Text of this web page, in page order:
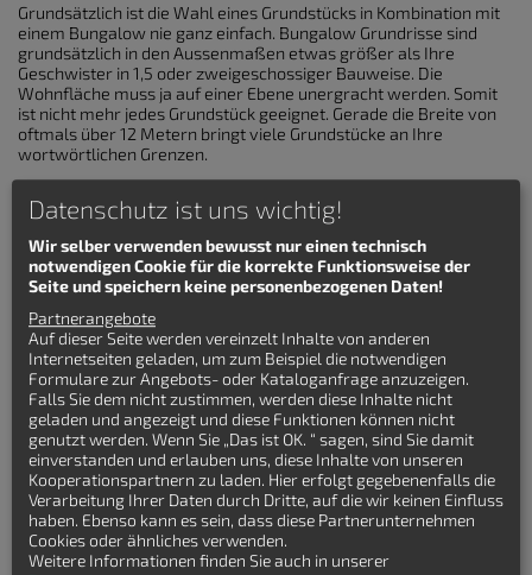
Grundsätzlich ist die Wahl eines Grundstücks in Kombination mit
einem Bungalow nie ganz einfach. Bungalow Grundrisse sind
grundsätzlich in den Aussenmaßen etwas größer als Ihre
Geschwister in 1,5 oder zweigeschossiger Bauweise. Die
Wohnfläche muss ja auf einer Ebene unergracht werden. Somit
ist nicht mehr jedes Grundstück geeignet. Gerade die Breite von
oftmals über 12 Metern bringt viele Grundstücke an Ihre
wortwörtlichen Grenzen.
Kosten für Bungalows
Leider sind auch die Kosten eines Bungalows im Verhältnis zur
Wohnfläche meist ungünstiger als Häuser auf mehreren
Ebenen. Man verliert die komplette Dachfläche als Wohnraum.
Und eine etwas höhere Dachneigung ist zumeist günstger als
mehr Aussenwand und ungenutze Dachfläche, wie sie bei
Bungalow Grundrissen entstehen.
Hat man aber all diese "Mankos" in Kauf genommen, erhält
man ein tolles Wohngefühl nah an der Natur des eigenen
Gartens, dass auch im Alter unproblematisch bleibt und
barrierefreies Wohnen ermöglicht. Vor allem bleiben einem
verwaisende Obergeschosszimmer erspart, wenn die Kinder
des Familienhauses nicht mehr zuhause im Haus wohnen. Auf
der gleichen Ebene finden sich leichtere Zweitnutzungen als
über eine komplizierte Treppe.
Bungalow Grundrisse in der Übersicht
Datenschutz ist uns wichtig!
Wir selber verwenden bewusst nur einen technisch
notwendigen Cookie für die korrekte Funktionsweise der
Seite und speichern keine personenbezogenen Daten!
Partnerangebote
Auf dieser Seite werden vereinzelt Inhalte von anderen
Internetseiten geladen, um zum Beispiel die notwendigen
Formulare zur Angebots- oder Kataloganfrage anzuzeigen.
Falls Sie dem nicht zustimmen, werden diese Inhalte nicht
geladen und angezeigt und diese Funktionen können nicht
genutzt werden. Wenn Sie „Das ist OK. “ sagen, sind Sie damit
einverstanden und erlauben uns, diese Inhalte von unseren
Kooperationspartnern zu laden. Hier erfolgt gegebenenfalls die
Verarbeitung Ihrer Daten durch Dritte, auf die wir keinen Einfluss
haben. Ebenso kann es sein, dass diese Partnerunternehmen
Cookies oder ähnliches verwenden.
Weitere Informationen finden Sie auch in unserer